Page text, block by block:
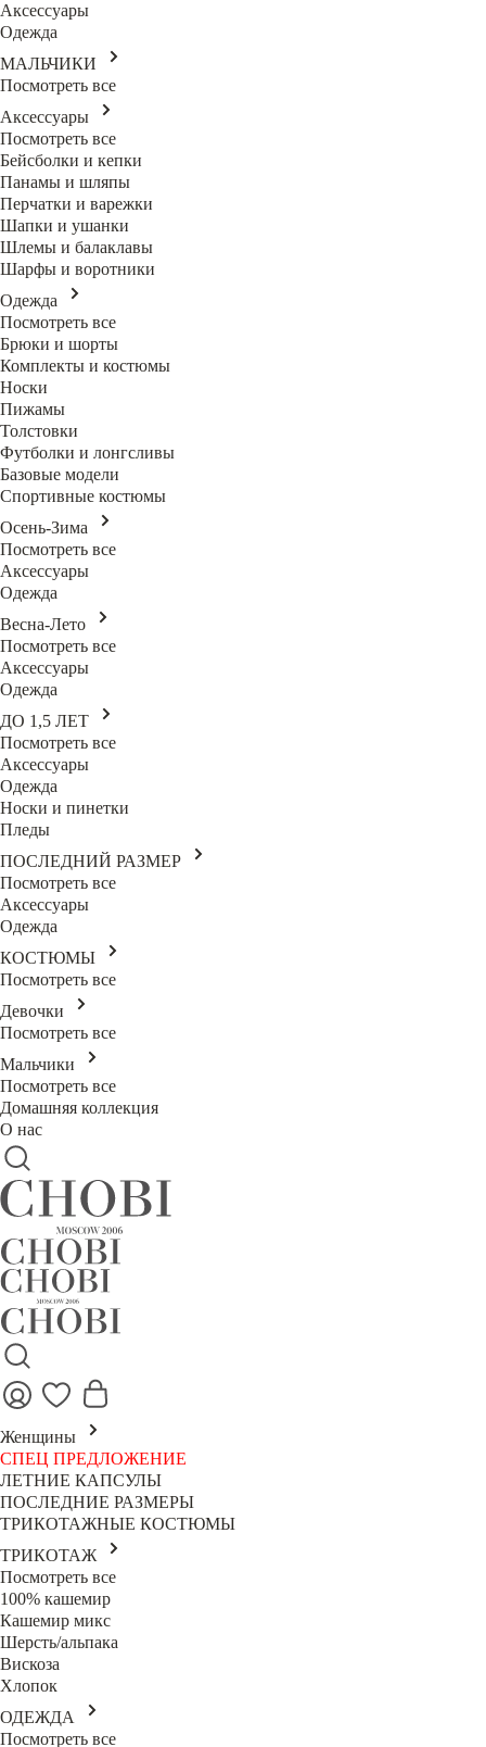
Аксессуары
Одежда
МАЛЬЧИКИ
Посмотреть все
Аксессуары
Посмотреть все
Бейсболки и кепки
Панамы и шляпы
Перчатки и варежки
Шапки и ушанки
Шлемы и балаклавы
Шарфы и воротники
Одежда
Посмотреть все
Брюки и шорты
Комплекты и костюмы
Носки
Пижамы
Толстовки
Футболки и лонгсливы
Базовые модели
Спортивные костюмы
Осень-Зима
Посмотреть все
Аксессуары
Одежда
Весна-Лето
Посмотреть все
Аксессуары
Одежда
ДО 1,5 ЛЕТ
Посмотреть все
Аксессуары
Одежда
Носки и пинетки
Пледы
ПОСЛЕДНИЙ РАЗМЕР
Посмотреть все
Аксессуары
Одежда
КОСТЮМЫ
Посмотреть все
Девочки
Посмотреть все
Мальчики
Посмотреть все
Домашняя коллекция
О нас
Женщины
СПЕЦ ПРЕДЛОЖЕНИЕ
ЛЕТНИЕ КАПСУЛЫ
ПОСЛЕДНИЕ РАЗМЕРЫ
ТРИКОТАЖНЫЕ КОСТЮМЫ
ТРИКОТАЖ
Посмотреть все
100% кашемир
Кашемир микс
Шерсть/альпака
Вискоза
Хлопок
ОДЕЖДА
Посмотреть все